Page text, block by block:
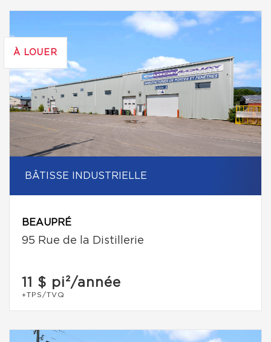
À LOUER
BÂTISSE INDUSTRIELLE
BEAUPRÉ
95 Rue de la Distillerie
11 $ pi²/année
+TPS/TVQ